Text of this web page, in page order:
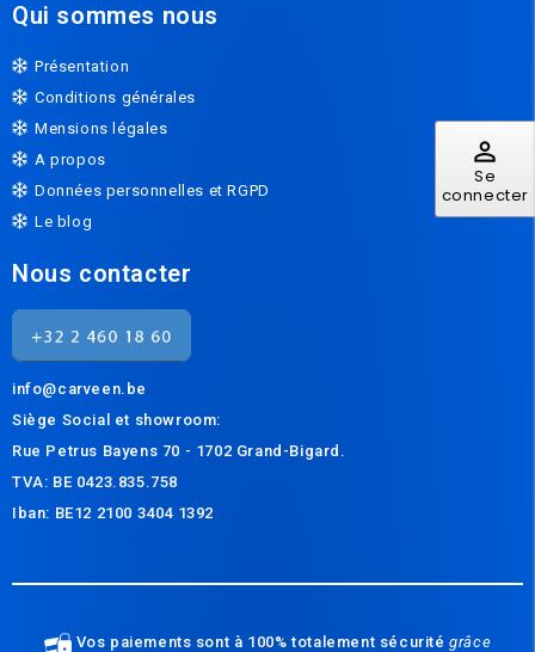
perm_identity
Se
connecter
Qui sommes nous
Présentation
Conditions générales
Mensions légales
A propos
Données personnelles et RGPD
Le blog
Nous contacter
info@carveen.be
Siège Social et showroom:
Rue Petrus Bayens 70 - 1702 Grand-Bigard.
TVA: BE 0423.835.758
Iban: BE12 2100 3404 1392
Vos paiements sont à 100% totalement sécuritégrâce